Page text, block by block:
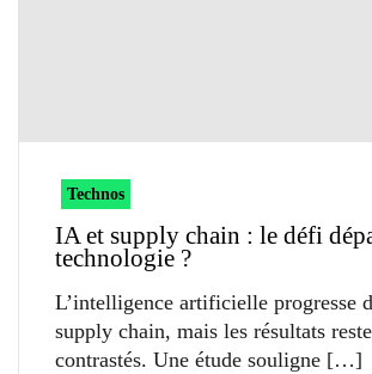
Technos
IA et supply chain : le défi
technologie ?
L’intelligence artificielle progresse
supply chain, mais les résultats
contrastés. Une étude souligne